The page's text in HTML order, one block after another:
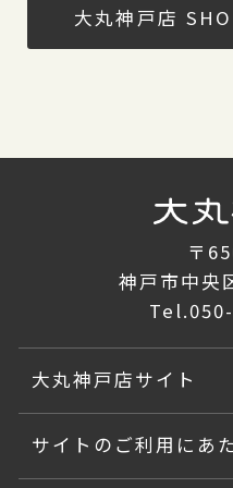
大丸神戸店
〒
神戸市中央
Tel.
大丸神戸店サイト
サイトのご利用にあ